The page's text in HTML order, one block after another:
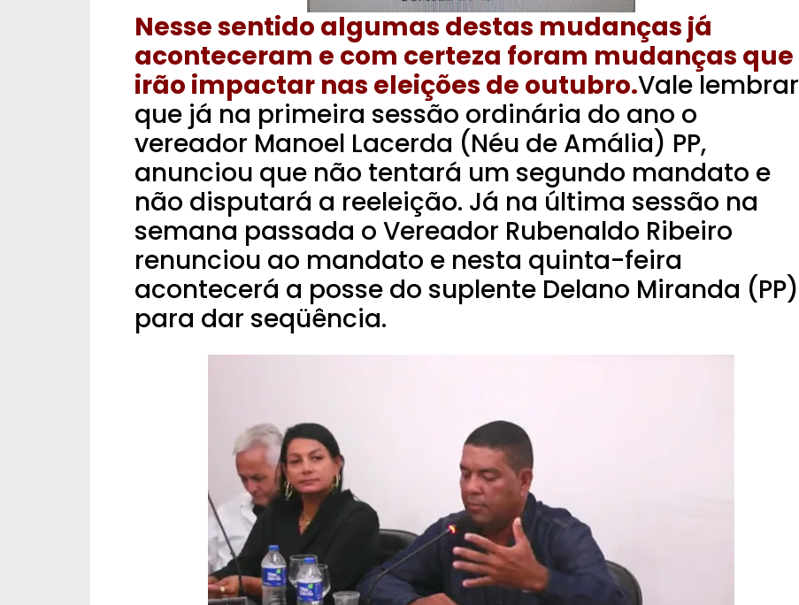
Nesse sentido algumas destas mudanças já
aconteceram e com certeza foram mudanças que
irão impactar nas eleições de outubro.Vale lembrar
que já na primeira sessão ordinária do ano o
vereador Manoel Lacerda (Néu de Amália) PP,
anunciou que não tentará um segundo mandato e
não disputará a reeleição. Já na última sessão na
semana passada o Vereador Rubenaldo Ribeiro
renunciou ao mandato e nesta quinta-feira
acontecerá a posse do suplente Delano Miranda (PP)
para dar seqüência.